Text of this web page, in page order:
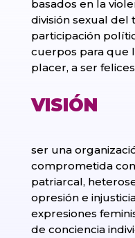
basados en la
división sexual del
participación
cuerpos para que
placer, a ser
VISIÓN
ser una
comprometida
patriarcal,
opresión e
expresiones
de conciencia